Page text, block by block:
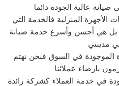
عالية الجودة دائما
المنزلية فالخدمة التي
بل هي أحسن وأسرع خدمة صيانة
مدينتي‏
الموجودة في السوق فنحن نهتم
بارضاء عملائنا
في خدمة العملاء كشركة رائدة